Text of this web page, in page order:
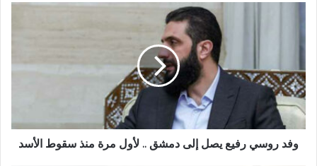
وفد روسي رفيع يصل إلى دمشق .. لأول مرة منذ سقوط الأسد